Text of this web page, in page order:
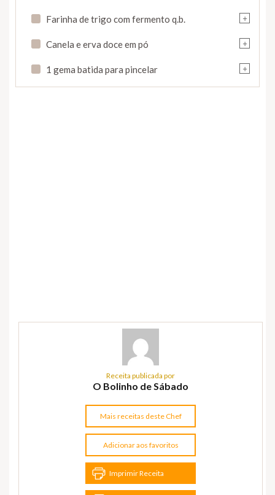
+
Farinha de trigo com fermento q.b.
+
Canela e erva doce em pó
+
1 gema batida para pincelar
Receita publicada por
O Bolinho de Sábado
Mais receitas deste Chef
Adicionar aos favoritos
Imprimir Receita